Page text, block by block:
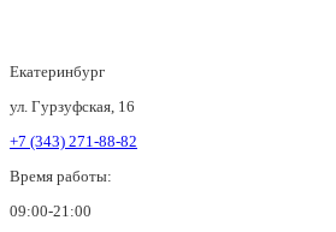
Екатеринбург
ул. Гурзуфская, 16
+7 (343) 271-88-82
Время работы:
09:00-21:00